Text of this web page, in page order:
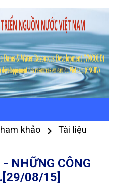
khảo
Tài liệu
NHỮNG CÔNG
08/15]